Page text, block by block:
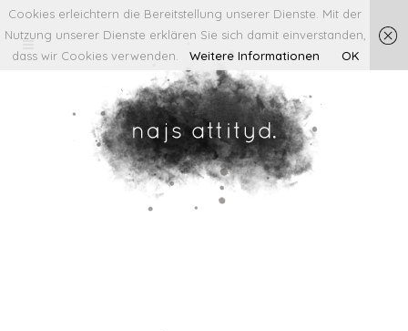
Cookies erleichtern die Bereitstellung unserer Dienste. Mit der
Nutzung unserer Dienste erklären Sie sich damit einverstanden,
dass wir Cookies verwenden.
Weitere Informationen OK